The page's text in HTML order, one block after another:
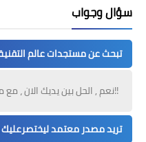
سؤال وجواب
تبحث عن مستجدات عالم
!!نعم , الحل بين يديك الان ،
تريد مصدر معتمد